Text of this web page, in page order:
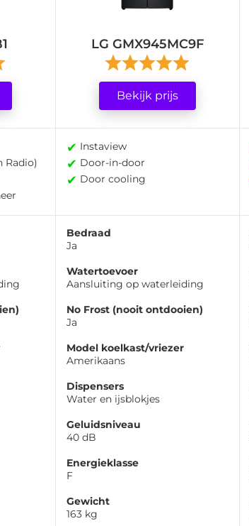
Radio)
LG GMX945MC9F
Bekijk prijs
✔ Instaview
✔ Door-in-door
✔ Door cooling
Bedraad
Ja
Watertoevoer
Aansluiting op waterleiding
No Frost (nooit ontdooien)
Ja
Model koelkast/vriezer
Amerikaans
Dispensers
Water en ijsblokjes
Geluidsniveau
40 dB
Energieklasse
F
Gewicht
163 kg